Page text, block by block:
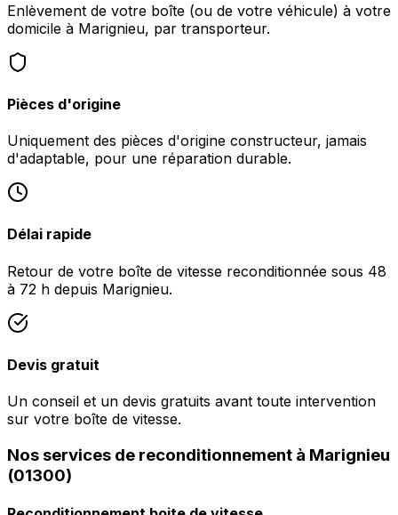
Enlèvement de votre boîte (ou de votre véhicule) à votre
domicile à Marignieu, par transporteur.
Pièces d'origine
Uniquement des pièces d'origine constructeur, jamais
d'adaptable, pour une réparation durable.
Délai rapide
Retour de votre boîte de vitesse reconditionnée sous 48
à 72 h depuis Marignieu.
Devis gratuit
Un conseil et un devis gratuits avant toute intervention
sur votre boîte de vitesse.
Nos services de reconditionnement à Marignieu
(01300)